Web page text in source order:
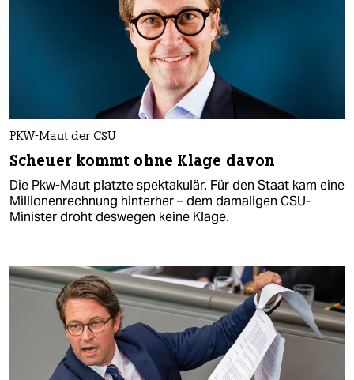
PKW-Maut der CSU
Scheuer kommt ohne Klage davon
Die Pkw-Maut platzte spektakulär. Für den Staat kam eine
Millionenrechnung hinterher – dem damaligen CSU-
Minister droht deswegen keine Klage.